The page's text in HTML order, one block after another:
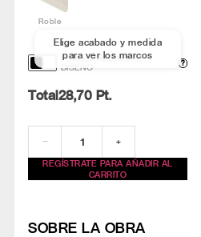
PERSONALIZACIÓN Y
DISEÑO
?
Roble
Elige acabado y medida
para ver los marcos
Total28,70 Pt.
− +
REGÍSTRATE PARA AÑADIR AL
CARRITO
SOBRE LA OBRA